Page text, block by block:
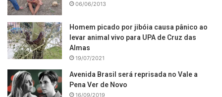
06/06/2013
Homem picado por jibóia causa pânico ao
levar animal vivo para UPA de Cruz das
Almas
19/07/2021
Avenida Brasil será reprisada no Vale a
Pena Ver de Novo
16/09/2019